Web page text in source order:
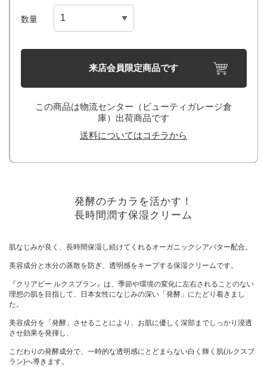
数量
来店会員限定商品です
この商品は物流センター（ビューティガレージ倉
庫）出荷商品です
送料についてはコチラから
発酵のチカラを活かす！
長時間潤す保湿クリーム
肌なじみが良く、長時間保湿し続けてくれるオーガニックシアバター配合。
美容成分と水分の蒸散を防ぎ、透明感をキープする保湿クリームです。
『クリアビー ルクスブラン』は、季節や環境の変化に左右されることのない
理想の肌を目指して、日本女性になじみの深い「発酵」にたどり着きまし
た。
美容成分を「発酵」させることにより、お肌に優しく深部までしっかり浸透
させ効果を発揮し、
こだわりの発酵成分で、一時的な透明感にとどまらない白く輝く肌(ルクスブ
ラン)へ導きます。